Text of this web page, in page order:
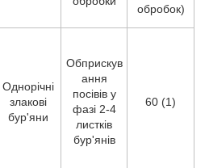
обробок)
Однорічні
злакові
бур'яни
Обприскув
ання
посівів у
фазі 2-4
листків
бур'янів
60 (1)